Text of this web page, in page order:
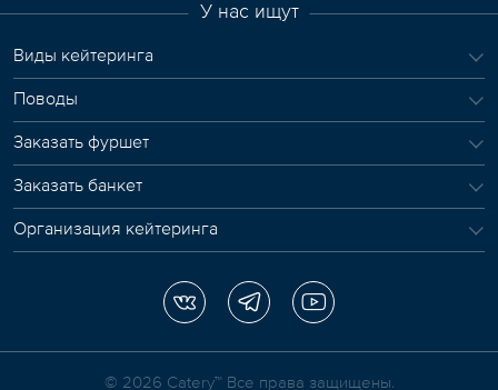
У нас ищут
Виды кейтеринга
Поводы
Заказать фуршет
Заказать банкет
Организация кейтеринга
© 2026 Сatery™ Все права защищены.